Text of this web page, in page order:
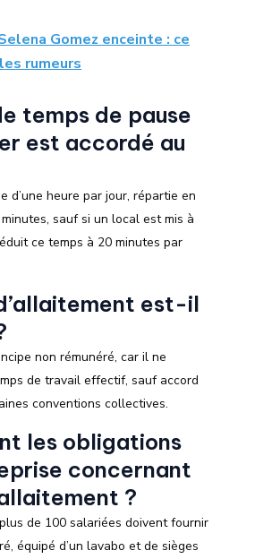
Gomez enceinte : ce
rumeurs
temps de pause
est accordé au
d’une heure par jour, répartie en
sauf si un local est mis à
ce temps à 20 minutes par
est-il
non rémunéré, car il ne
de travail effectif, sauf accord
conventions collectives.
les obligations
concernant
?
de 100 salariées doivent fournir
équipé d’un lavabo et de sièges